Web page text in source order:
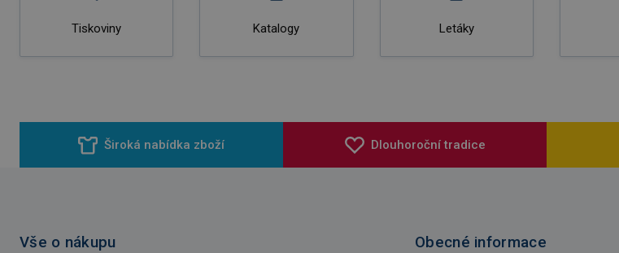
Tiskoviny Katalogy Letáky
Široká nabídka zboží Dlouhoroční tradice
Vše o nákupu Obecné informace